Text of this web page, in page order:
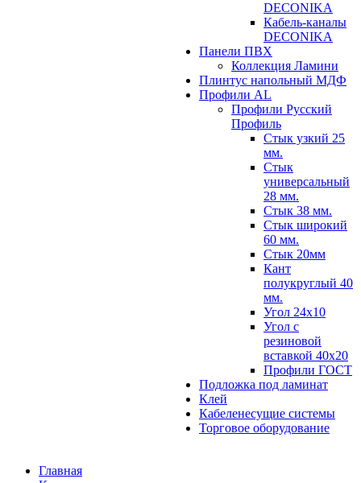
DECONIKA
Кабель-каналы
DECONIKA
Панели ПВХ
Коллекция Ламини
Плинтус напольный МДФ
Профили AL
Профили Русский
Профиль
Стык узкий 25
мм.
Стык
универсальный
28 мм.
Стык 38 мм.
Стык широкий
60 мм.
Стык 20мм
Кант
полукруглый 40
мм.
Угол 24х10
Угол с
резиновой
вставкой 40х20
Профили ГОСТ
Подложка под ламинат
Клей
Кабеленесущие системы
Торговое оборудование
Главная